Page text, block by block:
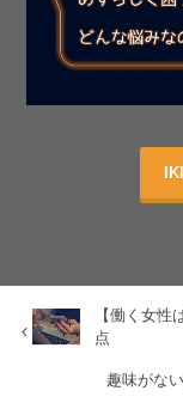
【働く女性
点
趣味がな